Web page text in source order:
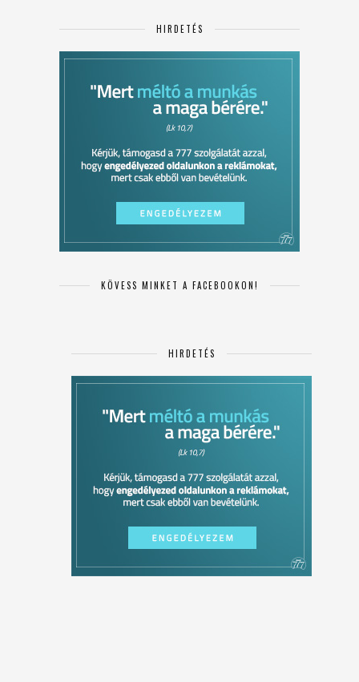
HIRDETÉS
KÖVESS MINKET A FACEBOOKON!
HIRDETÉS